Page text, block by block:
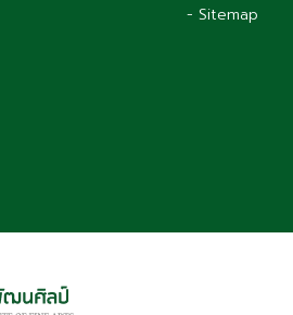
- Sitemap